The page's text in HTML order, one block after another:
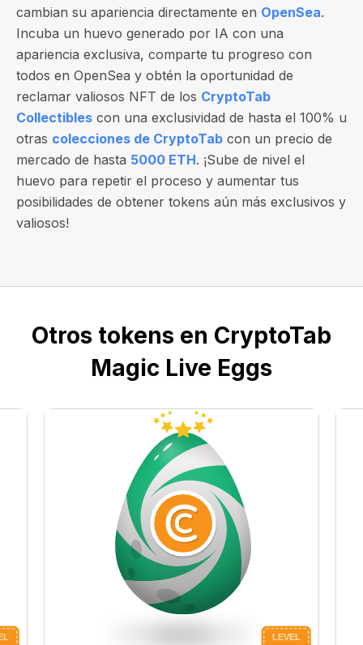
cambian su apariencia directamente en OpenSea.
Incuba un huevo generado por IA con una
apariencia exclusiva, comparte tu progreso con
todos en OpenSea y obtén la oportunidad de
reclamar valiosos NFT de los CryptoTab
Collectibles con una exclusividad de hasta el 100% u
otras colecciones de CryptoTab con un precio de
mercado de hasta 5000 ETH. ¡Sube de nivel el
huevo para repetir el proceso y aumentar tus
posibilidades de obtener tokens aún más exclusivos y
valiosos!
Otros tokens en CryptoTab
Magic Live Eggs